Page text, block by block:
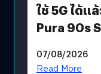
ใช้ 5G ได้แ
Pura 90s
07/08/2026
Read More